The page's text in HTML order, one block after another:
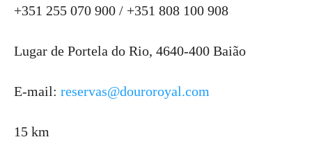
+351 255 070 900 / +351 808 100 908
Lugar de Portela do Rio, 4640-400 Baião
E-mail: reservas@douroroyal.com
15 km